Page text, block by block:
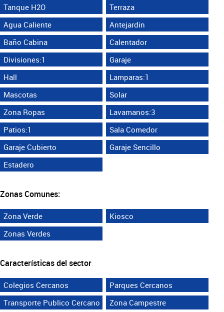
Tanque H2O
Terraza
Agua Caliente
Antejardin
Baño Cabina
Calentador
Divisiones:1
Garaje
Hall
Lamparas:1
Mascotas
Solar
Zona Ropas
Lavamanos:3
Patios:1
Sala Comedor
Garaje Cubierto
Garaje Sencillo
Estadero
Zonas Comunes:
Zona Verde
Kiosco
Zonas Verdes
Características del sector
Colegios Cercanos
Parques Cercanos
Transporte Publico Cercano
Zona Campestre